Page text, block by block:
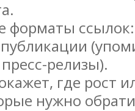
форматы
релизы).
где рост
нужно